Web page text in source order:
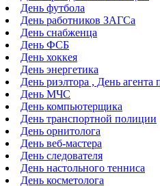
День футбола
День работников ЗАГСа
День снабженца
День ФСБ
День хоккея
День энергетика
День риэлтора , День
День МЧС
День компьютерщика
День транспортной полиции
День орнитолога
День веб-мастера
День следователя
День настольного тенниса
День косметолога